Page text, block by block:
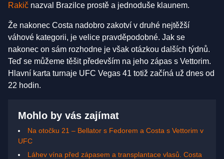
Rakič nazval Brazilce prostě a jednoduše klaunem.
Že nakonec Costa nadobro zakotví v druhé nejtěžší
váhové kategorii, je velice pravděpodobné. Jak se
nakonec on sám rozhodne je však otázkou dalších týdnů.
Teď se můžeme těšit především na jeho zápas s Vettorim.
Hlavní karta turnaje UFC Vegas 41 totiž začíná už dnes od
22 hodin.
Mohlo by vás zajímat
Na otočku 21 – Bellator s Fedorem a Costa s Vettorim v
UFC
Láhev vína před zápasem a transplantace vlasů. Costa